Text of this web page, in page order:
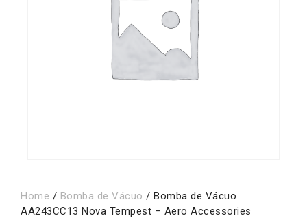
Home / Bomba de Vácuo / Bomba de Vácuo
AA243CC13 Nova Tempest – Aero Accessories